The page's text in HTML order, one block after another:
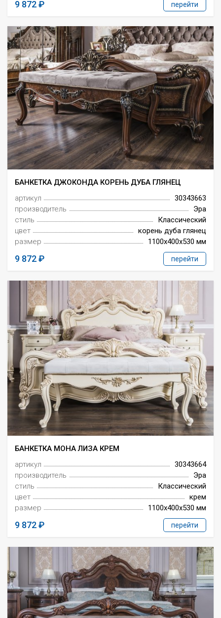
9 872 перейти
БАНКЕТКА ДЖОКОНДА КОРЕНЬ ДУБА ГЛЯНЕЦ
артикул
30343663
производитель
Эра
стиль
Классический
цвет
корень дуба глянец
размер
1100x400x530 мм
9 872 перейти
БАНКЕТКА МОНА ЛИЗА КРЕМ
артикул
30343664
производитель
Эра
стиль
Классический
цвет
крем
размер
1100x400x530 мм
9 872 перейти